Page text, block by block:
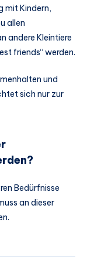
mit Kindern,
allen
andere Kleintiere
friends“ werden.
und
sich nur zur
Bedürfnisse
an dieser